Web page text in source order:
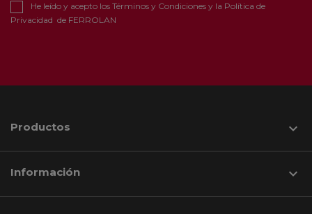
He leído y acepto los Términos y Condiciones y la Política de
Privacidad de FERROLAN
Productos 
Información 